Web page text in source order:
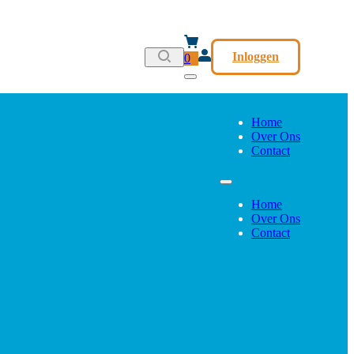
0 Inloggen
Home
Over Ons
Contact
Home
Over Ons
Contact